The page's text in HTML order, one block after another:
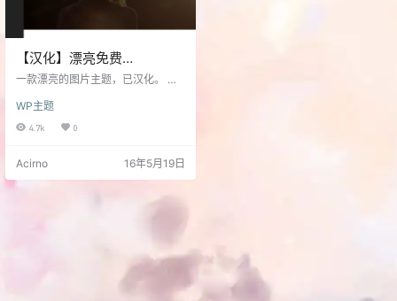
【汉化】漂亮免费
WordPress图片相册主题-
一款漂亮的图片主题，已汉化。 可
自动取首图。喜欢的可以自己改一
下。 汉化文件打包在主题里。 链
WP主题
4.7k 0
Acirno 16年5月19日